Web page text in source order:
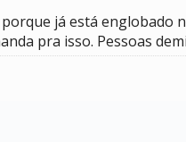
já está englobado
pra isso. Pessoas